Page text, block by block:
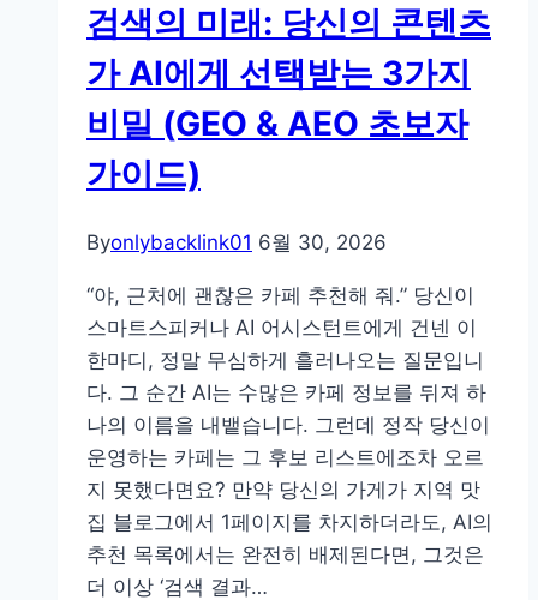
리
패
키
지
체
크
스
트
숨
은
주
기:
픈
임
인
덱
스
반
영
속
도
와
무
료
검색의 미래: 당신의 콘텐츠
가 AI에게 선택받는 3가지
비밀 (GEO & AEO 초보자
가이드)
Byonlybacklink01 6월 30, 2026
“야, 근처에 괜찮은 카페 추천해 줘.” 당신이
스마트스피커나 AI 어시스턴트에게 건넨 이
한마디, 정말 무심하게 흘러나오는 질문입니
다. 그 순간 AI는 수많은 카페 정보를 뒤져 하
나의 이름을 내뱉습니다. 그런데 정작 당신이
운영하는 카페는 그 후보 리스트에조차 오르
지 못했다면요? 만약 당신의 가게가 지역 맛
집 블로그에서 1페이지를 차지하더라도, AI의
추천 목록에서는 완전히 배제된다면, 그것은
더 이상 ‘검색 결과…